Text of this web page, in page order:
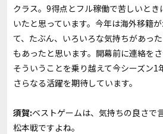
クラス。9得点とフル稼働で苦しいとき
いたと思っています。今年は海外移籍
て、たぶん、いろいろな気持ちがあっ
もあったと思います。開幕前に連絡をさ
そういうことを乗り越えて今シーズン1
さらなる活躍を期待しています。
須賀:ベストゲームは、気持ちの良さで
松本戦ですよね。